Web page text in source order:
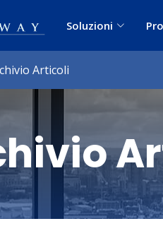
Soluzioni
Articoli